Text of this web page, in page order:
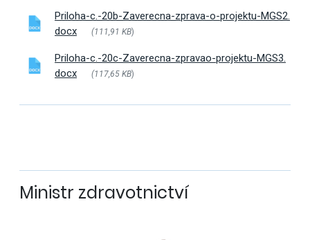
Priloha-c.-20b-Zaverecna-zprava-o-projektu-MGS2.
docx
(111,91 KB)
Priloha-c.-20c-Zaverecna-zpravao-projektu-MGS3.
docx
(117,65 KB)
Ministr zdravotnictví